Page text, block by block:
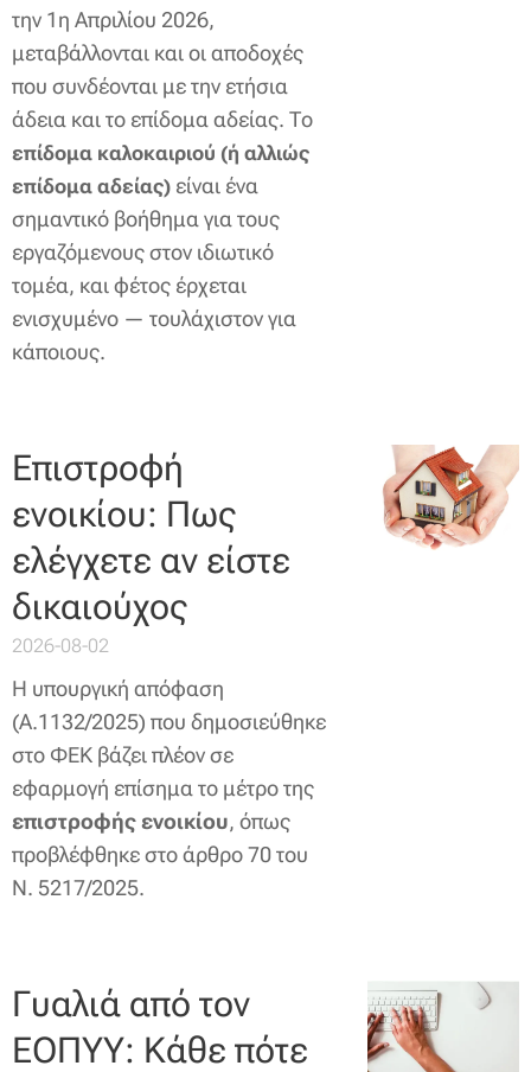
την 1η Απριλίου 2026,
μεταβάλλονται και οι αποδοχές
που συνδέονται με την ετήσια
άδεια και το επίδομα αδείας. Το
επίδομα καλοκαιριού (ή αλλιώς
επίδομα αδείας) είναι ένα
σημαντικό βοήθημα για τους
εργαζόμενους στον ιδιωτικό
τομέα, και φέτος έρχεται
ενισχυμένο — τουλάχιστον για
κάποιους.
Επιστροφή
ενοικίου: Πως
ελέγχετε αν είστε
δικαιούχος
2026-08-02
Η υπουργική απόφαση
(Α.1132/2025) που δημοσιεύθηκε
στο ΦΕΚ βάζει πλέον σε
εφαρμογή επίσημα το μέτρο της
επιστροφής ενοικίου, όπως
προβλέφθηκε στο άρθρο 70 του
Ν. 5217/2025.
Γυαλιά από τον
ΕΟΠΥΥ: Κάθε πότε